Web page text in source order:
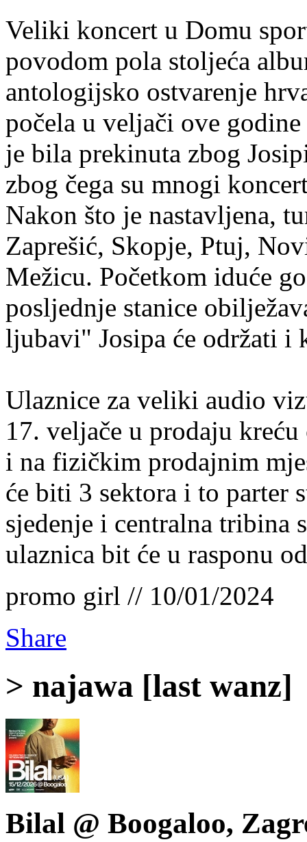
Veliki koncert u Domu
povodom pola stoljeća
antologijsko ostvarenje
počela u veljači ove
je bila prekinuta zbog
zbog čega su mnogi
Nakon što je nastavljena,
Zaprešić, Skopje, Ptuj,
Mežicu. Početkom iduće
posljednje stanice
ljubavi" Josipa će održati i
Ulaznice za veliki audio
17. veljače u prodaju
i na fizičkim prodajnim
će biti 3 sektora i to parter
sjedenje i centralna tribina
ulaznica bit će u rasponu
promo girl // 10/01/2024
Share
> najawa [last wanz]
Bilal @ Boogaloo,